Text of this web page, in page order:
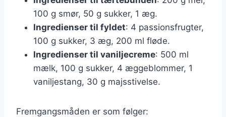
100 g smør, 50 g sukker, 1 æg.
Ingredienser til fyldet: 4 passionsfrugter,
100 g sukker, 3 æg, 200 ml fløde.
Ingredienser til vaniljecreme: 500 ml
mælk, 100 g sukker, 4 æggeblommer, 1
vaniljestang, 30 g majsstivelse.
Fremgangsmåden er som følger: